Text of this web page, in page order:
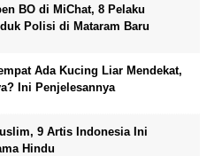
BO di MiChat, 8 Pelaku
Polisi di Mataram Baru
Ada Kucing Liar Mendekat,
Ini Penjelesannya
9 Artis Indonesia Ini
Hindu